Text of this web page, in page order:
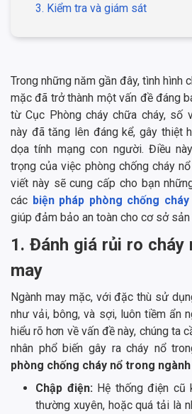
3. Kiểm tra và giám sát
Trong những năm gần đây, tình hình
mặc đã trở thành một vấn đề đáng
từ Cục Phòng cháy chữa cháy, số
này đã tăng lên đáng kể, gây thiệt
dọa tính mạng con người. Điều
trọng của việc phòng chống cháy
viết này sẽ cung cấp cho bạn
các biện pháp phòng chống
giúp đảm bảo an toàn cho cơ sở sản
1. Đánh giá rủi ro cháy
may
Ngành may mặc, với đặc thù sử
như vải, bông, và sợi, luôn tiềm ẩn
hiểu rõ hơn về vấn đề này, chúng ta
nhân phổ biến gây ra cháy nổ
phòng chống cháy nổ trong
Chập điện: Hệ thống điện cũ
thường xuyên, hoặc quá tải là